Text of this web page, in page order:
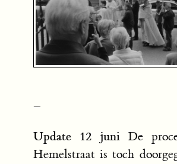
–
Update 12 juniDe
Hemelstraat is toch